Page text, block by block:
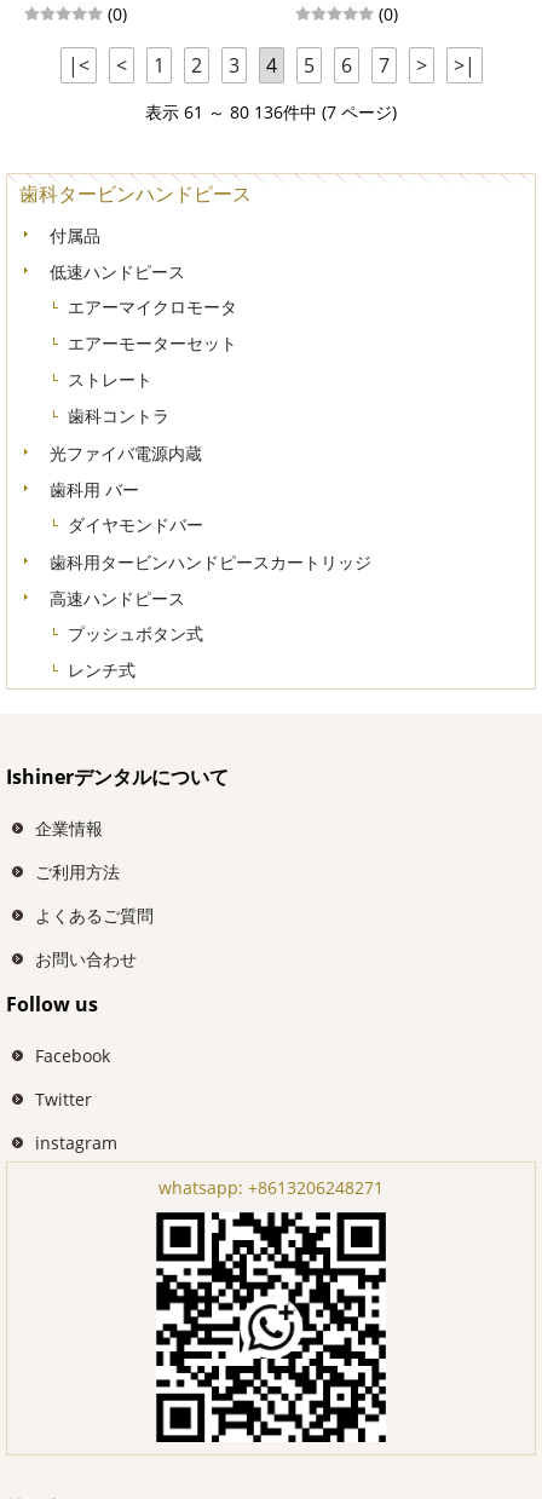
(0)
(0)
|< < 1 2 3 4 5 6 7 > >|
表示 61 ～ 80 136件中 (7 ページ)
歯科タービンハンドピース
付属品
低速ハンドピース
エアーマイクロモータ
エアーモーターセット
ストレート
歯科コントラ
光ファイバ電源内蔵
歯科用 バー
ダイヤモンドバー
歯科用タービンハンドピースカートリッジ
高速ハンドピース
プッシュボタン式
レンチ式
Ishinerデンタルについて
企業情報
ご利用方法
よくあるご質問
お問い合わせ
Follow us
Facebook
Twitter
instagram
whatsapp: +8613206248271